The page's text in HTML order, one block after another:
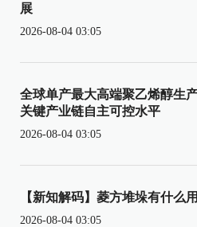
展
2026-08-04 03:05
全球单产最大高端聚乙烯醇生
关键产业链自主可控水平
2026-08-04 03:05
【新知解码】菱方堆垛有什么
2026-08-04 03:05